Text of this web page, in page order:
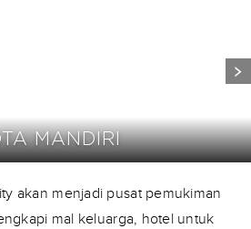
MANDIRI
akan menjadi pusat pemukiman
mal keluarga, hotel untuk